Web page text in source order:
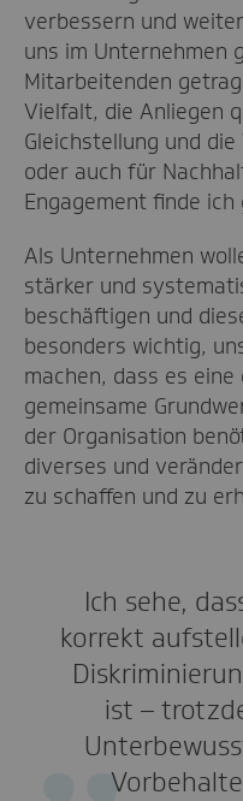
verbessern und
uns im Unternehmen
Mitarbeitenden
Vielfalt, die Anliegen
Gleichstellung und
oder auch für
Engagement finde
Als Unternehmen
stärker und
beschäftigen und
besonders wichtig,
machen, dass es
gemeinsame
der Organisation
diverses und
zu schaffen und zu
Ich sehe,
korrekt
ist –